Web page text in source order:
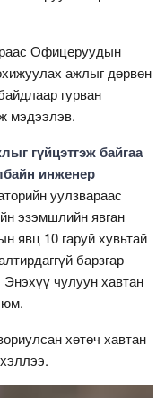
Офицеруудын
ажлыг дөрвөн
гурван
мэдээлэв.
гүйцэтгэж байгаа
инженер
уулзвараас
эзэмшлийн явган
явц 10 гаруй хувьтай
барзгар
Энэхүү чулуун хавтан
юм.
хөтөч хавтан